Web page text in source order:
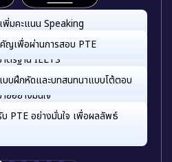
ญเพื่อผ่านการสอบ PTE
บฝึกหัดและบทสนทนาแบบโต้ตอบ
PTE อย่างมั่นใจ เพื่อผลลัพธ์